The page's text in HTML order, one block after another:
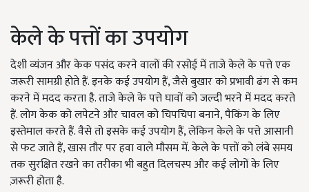
केले के पत्तों का उपयोग
देशी व्यंजन और केक पसंद करने वालों की रसोई में ताजे केले के पत्ते एक
जरूरी सामग्री होते हैं. इनके कई उपयोग हैं, जैसे बुखार को प्रभावी ढंग से कम
करने में मदद करता है. ताजे केले के पत्ते घावों को जल्दी भरने में मदद करते
हैं. लोग केक को लपेटने और चावल को चिपचिपा बनाने, पैकिंग के लिए
इस्तेमाल करते हैं. वैसे तो इसके कई उपयोग हैं, लेकिन केले के पत्ते आसानी
से फट जाते हैं, खास तौर पर हवा वाले मौसम में. केले के पत्तों को लंबे समय
तक सुरक्षित रखने का तरीका भी बहुत दिलचस्प और कई लोगों के लिए
ज़रूरी होता है.